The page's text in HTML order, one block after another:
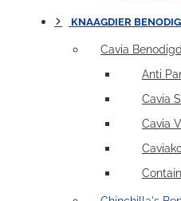
KNAAGDIER
Cavia
Anti
Cavia
Cavia